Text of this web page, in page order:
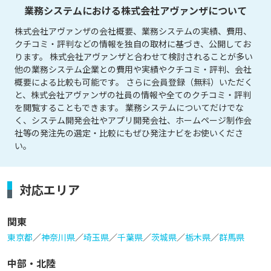
業務システムにおける株式会社アヴァンザについて
株式会社アヴァンザの会社概要、業務システムの実績、費用、
クチコミ・評判などの情報を独自の取材に基づき、公開してお
ります。 株式会社アヴァンザと合わせて検討されることが多い
他の業務システム企業との費用や実績やクチコミ・評判、会社
概要による比較も可能です。 さらに会員登録（無料）いただく
と、株式会社アヴァンザの社員の情報や全てのクチコミ・評判
を閲覧することもできます。 業務システムについてだけでな
く、システム開発会社やアプリ開発会社、ホームページ制作会
社等の発注先の選定・比較にもぜひ発注ナビをお使いくださ
い。
対応エリア
関東
東京都／神奈川県／埼玉県／千葉県／茨城県／栃木県／群馬県
中部・北陸